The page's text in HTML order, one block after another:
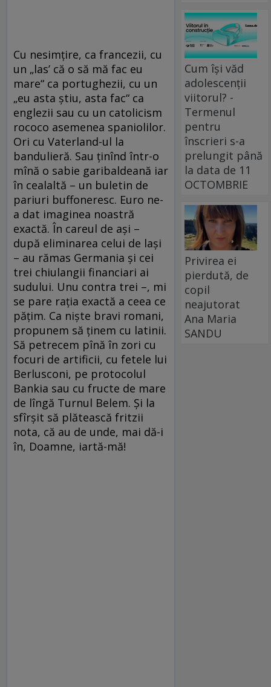
Cu nesimţire, ca francezii, cu
un „las’ că o să mă fac eu
mare“ ca portughezii, cu un
„eu asta ştiu, asta fac“ ca
englezii sau cu un catolicism
rococo asemenea spaniolilor.
Ori cu Vaterland-ul la
bandulieră. Sau ţinînd într-o
mînă o sabie garibaldeană iar
în cealaltă – un buletin de
pariuri buffoneresc. Euro ne-
a dat imaginea noastră
exactă. În careul de aşi –
după eliminarea celui de laşi
– au rămas Germania şi cei
trei chiulangii financiari ai
sudului. Unu contra trei –, mi
se pare raţia exactă a ceea ce
păţim. Ca nişte bravi romani,
propunem să ţinem cu latinii.
Să petrecem pînă în zori cu
focuri de artificii, cu fetele lui
Berlusconi, pe protocolul
Bankia sau cu fructe de mare
de lîngă Turnul Belem. Şi la
sfîrşit să plătească fritzii
nota, că au de unde, mai dă-i
în, Doamne, iartă-mă!
Cum își văd
adolescenții
viitorul? -
Termenul
pentru
înscrieri s-a
prelungit până
la data de 11
OCTOMBRIE
Privirea ei
pierdută, de
copil
neajutorat
Ana Maria
SANDU